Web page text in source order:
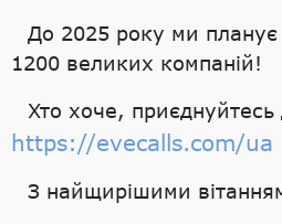
До 2025 року ми
1200 великих компаній!
Хто хоче,
https://evecalls.com/ua
З найщирішими